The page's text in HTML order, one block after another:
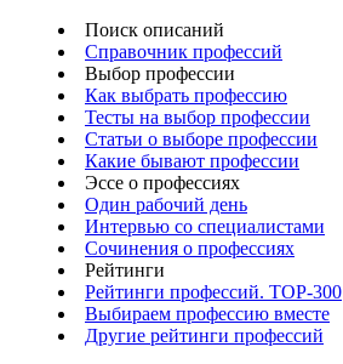
Поиск описаний
Справочник профессий
Выбор профессии
Как выбрать профессию
Тесты на выбор профессии
Статьи о выборе профессии
Какие бывают профессии
Эссе о профессиях
Один рабочий день
Интервью со специалистами
Сочинения о профессиях
Рейтинги
Рейтинги профессий. TOP-300
Выбираем профессию вместе
Другие рейтинги профессий